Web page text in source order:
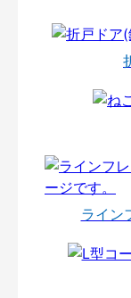
ライン